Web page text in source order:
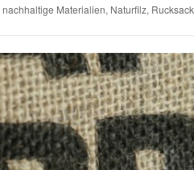
nachhaltige Materialien, Naturfilz, Rucksack